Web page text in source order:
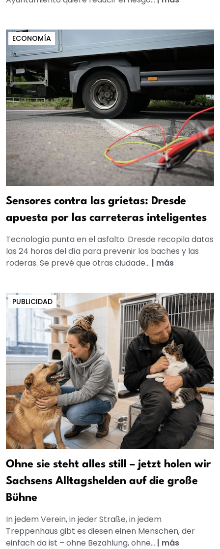
ECONOMÍA
Sensores contra las grietas: Dresde
apuesta por las carreteras inteligentes
Tecnología punta en el asfalto: Dresde recopila datos
las 24 horas del día para prevenir los baches y las
roderas. Se prevé que otras ciudade... | más
PUBLICIDAD
Ohne sie steht alles still – jetzt holen wir
Sachsens Alltagshelden auf die große
Bühne
In jedem Verein, in jeder Straße, in jedem
Treppenhaus gibt es diesen einen Menschen, der
einfach da ist – ohne Bezahlung, ohne... | más